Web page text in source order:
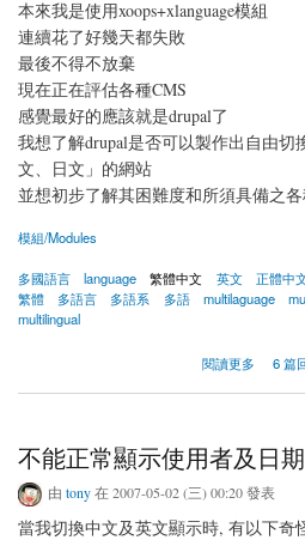
本來我是使用xoops+xlanguage模組
連續花了好幾天都失敗
最後不得不放棄
現在正在評估各種CMS
感覺最好的應該就是drupal了
我想了解drupal是否可以製作出自由
文、日文」的網站
並想初步了解其困難度和所須具備之
模組/Modules
多國語言 language 繁體中文 英文 正體中
繁體
多語言 多語系 多語 multilaguage
multilingual
閱讀更多
關於製作「正體中文、簡體中文、英文、日文」的
6 篇
不能正常顯示使用者及日期
由 tony在 2007-05-02 (三) 00:20 發表
當我切換中文及英文顯示時, 有以下奇